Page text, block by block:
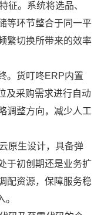
征。系统将选品、
等环节整合于同一平
繁切换所带来的效率
。货叮咚ERP内置
及采购需求进行自动
调整方向，减少人工
原生设计，具备弹
于初创期还是业务扩
配资源，保障服务稳